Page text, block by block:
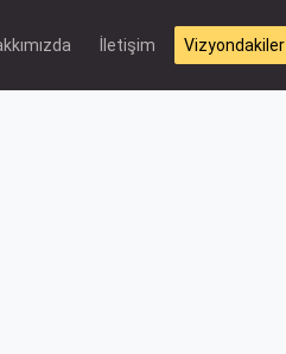
İletişim Vizyondakiler